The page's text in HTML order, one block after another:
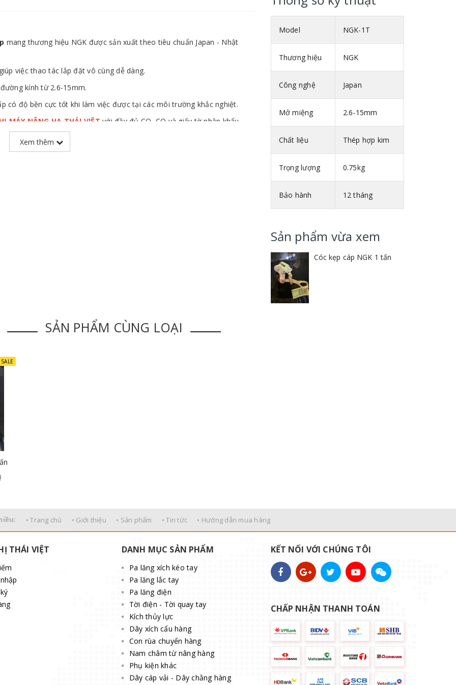
mang thương hiệu NGK được sản xuất theo tiêu chuẩn Japan - Nhật
việc thao tác lắp đặt vô cùng dễ dàng.
kính từ 2.6-15mm.
có độ bền cực tốt khi làm việc được tại các môi trường khắc nghiệt.
MÁY NÂNG HẠ THÁI VIỆT với đầy đủ CO, CQ và giấy tờ nhập khẩu.
Xem thêm
Model NGK-1T
Thương hiệu NGK
Công nghệ Japan
Mở miệng 2.6-15mm
Chất liệu Thép hợp kim
Trọng lượng 0.75kg
Bảo hành 12 tháng
Sản phẩm vừa xem
Cóc kẹp cáp NGK 1 tấn
SẢN PHẨM CÙNG LOẠI
SALE
• Trang chủ • Giới thiệu • Sản phẩm • Tin tức • Hướng dẫn mua hàng
THÁI VIỆT DANH MỤC SẢN PHẨM
Pa lăng xích kéo tay
Pa lăng lắc tay
Pa lăng điện
Tời điện - Tời quay tay
Kích thủy lực
Dây xích cẩu hàng
Con rùa chuyển hàng
Nam châm từ nâng hàng
Phụ kiện khác
Dây cáp vải - Dây chằng hàng
KẾT NỐI VỚI CHÚNG TÔI
CHẤP NHẬN THANH TOÁN